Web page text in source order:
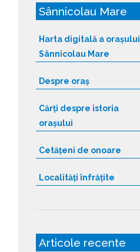
Sânnicolau Mare
Harta digitală a orașului
Sânnicolau Mare
Despre oraș
Cărți despre istoria
orașului
Cetățeni de onoare
Localități înfrățite
Articole recente